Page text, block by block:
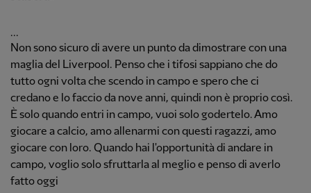
...
Non sono sicuro di avere un punto da dimostrare con una
maglia del Liverpool. Penso che i tifosi sappiano che do
tutto ogni volta che scendo in campo e spero che ci
credano e lo faccio da nove anni, quindi non è proprio così.
È solo quando entri in campo, vuoi solo godertelo. Amo
giocare a calcio, amo allenarmi con questi ragazzi, amo
giocare con loro. Quando hai l'opportunità di andare in
campo, voglio solo sfruttarla al meglio e penso di averlo
fatto oggi